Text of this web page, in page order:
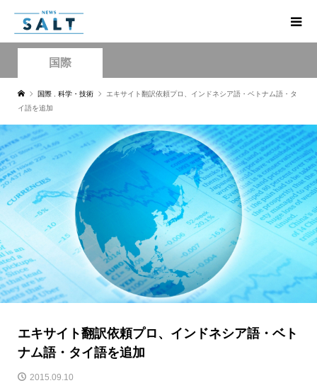
国際
国際 科学・技術
エキサイト翻訳依頼プロ、インドネシア語・ベトナム語・タ
イ語を追加
エキサイト翻訳依頼プロ、インドネシア語・ベト
ナム語・タイ語を追加
2015.09.10